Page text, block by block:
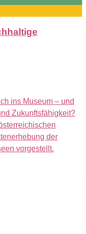
ins Museum – und
Zukunftsfähigkeit?
der
vorgestellt.